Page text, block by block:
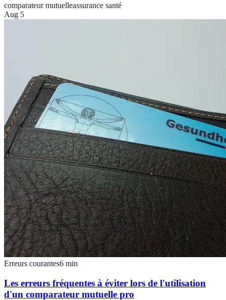
comparateur mutuelleassurance santé
Aug 5
Erreurs courantes6 min
Les erreurs fréquentes à éviter lors de l'utilisation
d'un comparateur mutuelle pro